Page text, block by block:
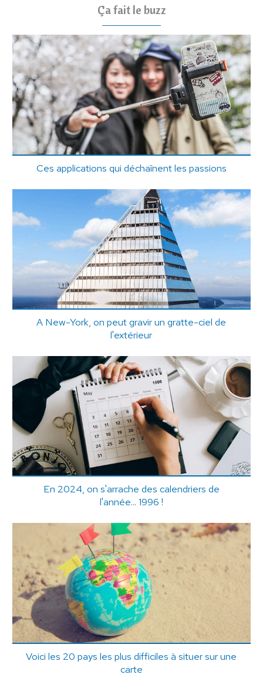
Ça fait le buzz
Ces applications qui déchaînent les passions
A New-York, on peut gravir un gratte-ciel de
l'extérieur
En 2024, on s'arrache des calendriers de
l'année... 1996 !
Voici les 20 pays les plus difficiles à situer sur une
carte